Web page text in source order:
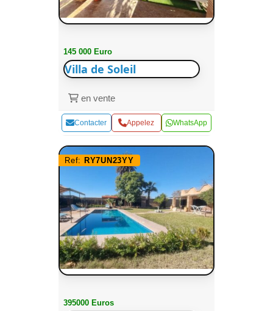
145 000 Euro
Villa de Soleil
en vente
Contacter Appelez WhatsApp
Ref: RY7UN23YY
395000 Euros